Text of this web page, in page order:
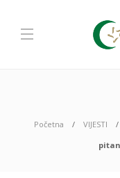
Početna VIJESTI